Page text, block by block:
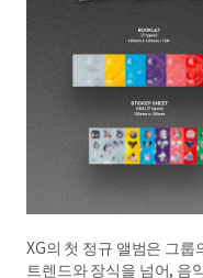
XG의 첫 정규 앨범은 그
트렌드와 장식을 넘어, 음